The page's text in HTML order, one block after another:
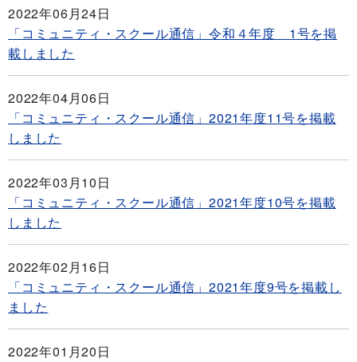
2022年06月24日
「コミュニティ・スクール通信」令和４年度 1号を掲
載しました
2022年04月06日
「コミュニティ・スクール通信」2021年度11号を掲載
しました
2022年03月10日
「コミュニティ・スクール通信」2021年度10号を掲載
しました
2022年02月16日
「コミュニティ・スクール通信」2021年度9号を掲載し
ました
2022年01月20日